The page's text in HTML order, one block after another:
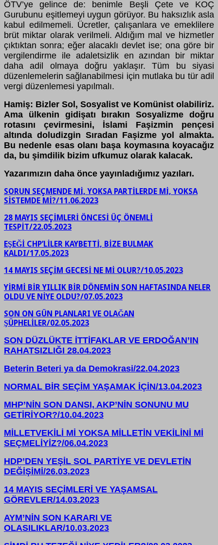
ÖTV’ye gelince de: benimle Beşli Çete ve KOÇ
Gurubunu eşitlemeyi uygun görüyor. Bu haksızlık asla
kabul edilmemeli. Ücretler, çalışanlara ve emeklilere
brüt miktar olarak verilmeli. Aldığım mal ve hizmetler
çıktıktan sonra; eğer alacaklı devlet ise; ona göre bir
vergilendirme ile adaletsizlik en azından bir miktar
daha adil olmaya doğru yaklaşır. Tüm bu siyasi
düzenlemelerin sağlanabilmesi için mutlaka bu tür adil
vergi düzenlemesi yapılmalı.
Hamiş: Bizler Sol, Sosyalist ve Komünist olabiliriz.
Ama ülkenin gidişatı bırakın Sosyalizme doğru
rotasını çevirmesini, İslami Faşizmin pençesi
altında doludizgin Sıradan Faşizme yol almakta.
Bu nedenle esas olanı başa koymasına koyacağız
da, bu şimdilik bizim ufkumuz olarak kalacak.
Yazarımızın daha önce yayınladığımız yazıları.
SORUN SEÇMENDE Mİ, YOKSA PARTİLERDE Mİ, YOKSA
SİSTEMDE Mİ?/11.06.2023
28 MAYIS SEÇİMLERİ ÖNCESİ ÜÇ ÖNEMLİ
TESPİT/22.05.2023
EŞEĞİ CHP’LİLER KAYBETTİ, BİZE BULMAK
KALDI/17.05.2023
14 MAYIS SEÇİM GECESİ NE Mİ OLUR?/10.05.2023
YİRMİ BİR YILLIK BİR DÖNEMİN SON HAFTASINDA NELER
OLDU VE NİYE OLDU?/07.05.2023
SON ON GÜN PLANLARI VE OLAĞAN
ŞÜPHELİLER/02.05.2023
SON DÜZLÜKTE İTTİFAKLAR VE ERDOĞAN’IN
RAHATSIZLIĞI 28.04.2023
Beterin Beteri ya da Demokrasi/22.04.2023
NORMAL BİR SEÇİM YAŞAMAK İÇİN/13.04.2023
MHP’NİN SON DANSI, AKP’NİN SONUNU MU
GETİRİYOR?/10.04.2023
MİLLETVEKİLİ Mİ YOKSA MİLLETİN VEKİLİNİ Mİ
SEÇMELİYİZ?/06.04.2023
HDP’DEN YEŞİL SOL PARTİYE VE DEVLETİN
DEĞİŞİMİ/26.03.2023
14 MAYIS SEÇİMLERİ VE YAŞAMSAL
GÖREVLER/14.03.2023
AYM’NİN SON KARARI VE
OLASILIKLAR/10.03.2023